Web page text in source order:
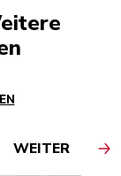
WEITER